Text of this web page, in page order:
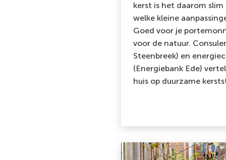
kerst is het daarom
welke kleine
Goed voor je
voor de natuur.
Steenbreek) en
(Energiebank Ede)
huis op duurzame